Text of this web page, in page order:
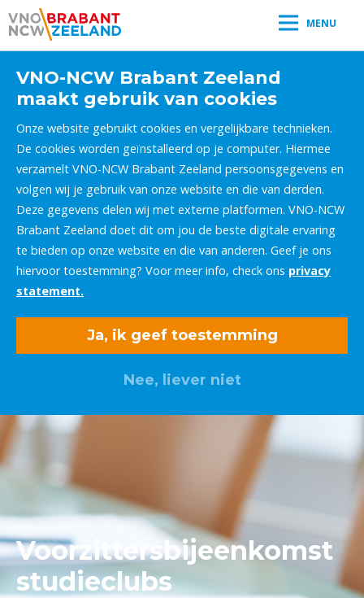
MENU
VNO-NCW Brabant Zeeland
maakt gebruik van cookies
Onze website gebruikt cookies en vergelijkbare technieken.
De cookies worden geïnstalleerd op je computer. Hiermee
verzamelt VNO-NCW Brabant Zeeland persoonsgegevens en
volgen wij je gebruik van onze website en die van derden.
Deze gegevens delen wij met externe platformen. VNO-NCW
Brabant Zeeland doet dit om jou de beste digitale ervaring
te bieden op onze website en die van anderen. Geef je ons
hiervoor toestemming? Voor meer info, check ons privacy
statement.
Ja, ik geef toestemming
Nee, liever niet
Voorzittersbijeenkomst
studieclubs